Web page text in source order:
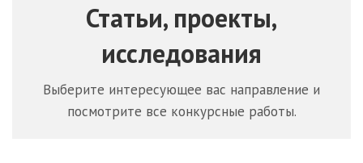
Статьи, проекты,
исследования
Выберите интересующее вас направление и
посмотрите все конкурсные работы.